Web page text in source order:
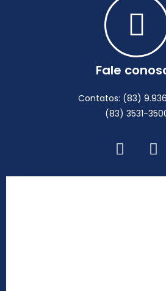
Fale
Contatos: (83)
(83) 3531-